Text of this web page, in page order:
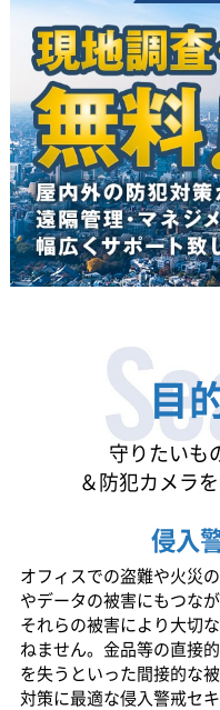
目
守りたいも
＆防犯カメラ
侵入
オフィスでの盗難や火災
やデータの被害にもつなが
それらの被害により大切
ねません。金品等の直接
を失うといった間接的な
対策に最適な侵入警戒セ